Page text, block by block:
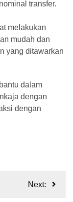
transfer.
melakukan
mudah dan
yang ditawarkan
dalam
dengan
dengan
Next: